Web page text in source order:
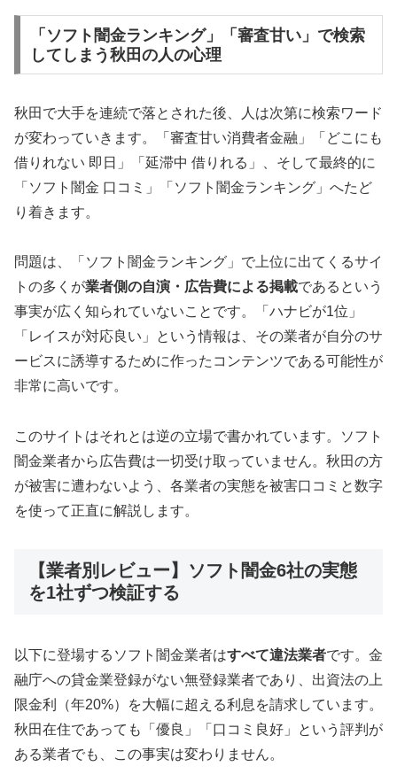
「ソフト闇金ランキング」「審査甘い」で検索
してしまう秋田の人の心理
秋田で大手を連続で落とされた後、人は次第に検索ワード
が変わっていきます。「審査甘い消費者金融」「どこにも
借りれない 即日」「延滞中 借りれる」、そして最終的に
「ソフト闇金 口コミ」「ソフト闇金ランキング」へたど
り着きます。
問題は、「ソフト闇金ランキング」で上位に出てくるサイ
トの多くが業者側の自演・広告費による掲載であるという
事実が広く知られていないことです。「ハナビが1位」
「レイスが対応良い」という情報は、その業者が自分のサ
ービスに誘導するために作ったコンテンツである可能性が
非常に高いです。
このサイトはそれとは逆の立場で書かれています。ソフト
闇金業者から広告費は一切受け取っていません。秋田の方
が被害に遭わないよう、各業者の実態を被害口コミと数字
を使って正直に解説します。
【業者別レビュー】ソフト闇金6社の実態
を1社ずつ検証する
以下に登場するソフト闇金業者はすべて違法業者です。金
融庁への貸金業登録がない無登録業者であり、出資法の上
限金利（年20%）を大幅に超える利息を請求しています。
秋田在住であっても「優良」「口コミ良好」という評判が
ある業者でも、この事実は変わりません。